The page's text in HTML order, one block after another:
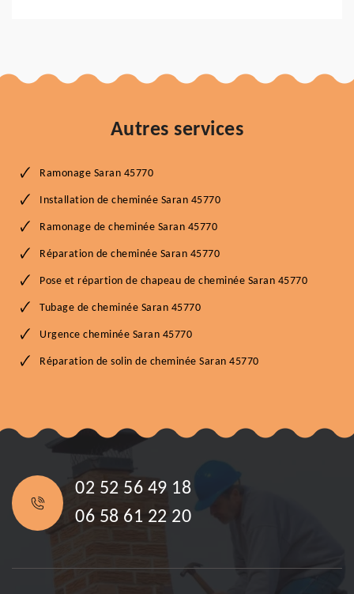
Autres services
Ramonage Saran 45770
Installation de cheminée Saran 45770
Ramonage de cheminée Saran 45770
Réparation de cheminée Saran 45770
Pose et répartion de chapeau de cheminée Saran 45770
Tubage de cheminée Saran 45770
Urgence cheminée Saran 45770
Réparation de solin de cheminée Saran 45770
02 52 56 49 18
06 58 61 22 20